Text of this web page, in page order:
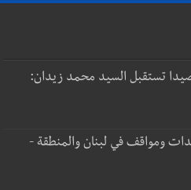
صيدا تستقبل السيد محمد زيدان:
ومواقف في لبنان والمنطقة -